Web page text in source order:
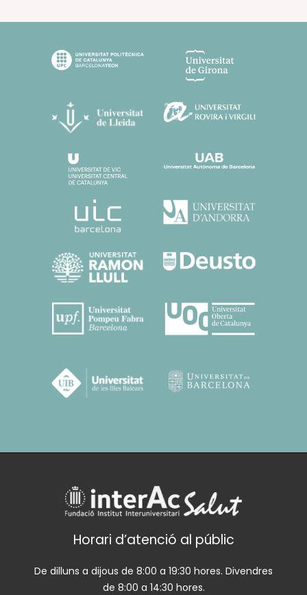
Horari d’atenció al públic
De dilluns a dijous de 8:00 a 19:30 hores. Divendres
de 8:00 a 14:30 hores.